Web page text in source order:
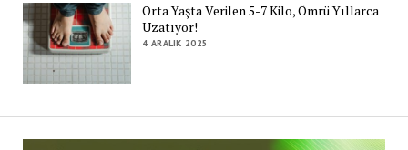
Orta Yaşta Verilen 5-7 Kilo, Ömrü Yıllarca
Uzatıyor!
4 ARALIK 2025